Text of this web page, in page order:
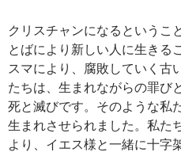
クリスチャンになるというこ
とばにより新しい人に生きる
スマにより、腐敗していく古
たちは、生まれながらの罪び
死と滅びです。そのような私
生まれさせられました。私た
より、イエス様と一緒に十字